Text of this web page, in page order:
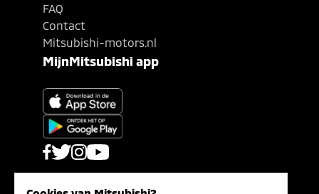
FAQ
Contact
Mitsubishi-motors.nl
MijnMitsubishi app